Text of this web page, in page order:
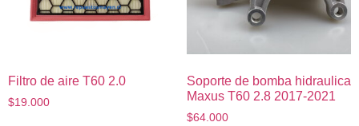
Filtro de aire T60 2.0
$19.000
Soporte de bomba hidraulica
Maxus T60 2.8 2017-2021
$64.000